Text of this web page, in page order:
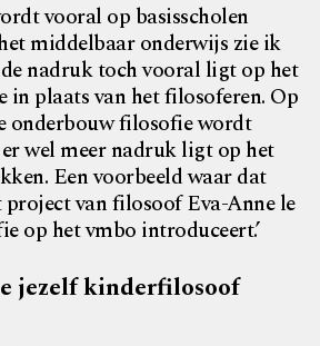
vooral op basisscholen
middelbaar onderwijs zie ik
nadruk toch vooral ligt op het
in plaats van het filosoferen. Op
onderbouw filosofie wordt
er wel meer nadruk ligt op het
Een voorbeeld waar dat
van filosoof Eva-Anne le
op het vmbo introduceert.’
jezelf kinderfilosoof